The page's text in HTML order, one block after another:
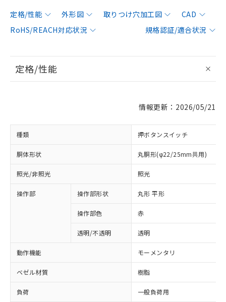
定格/性能 外形図 取りつけ穴加工図
CAD
RoHS/REACH対応状況
規格認証/適合状況
定格/性能
情報更新：2026/05/21
種類 押ボタンスイッチ
胴体形状 丸胴形(φ22/25mm共用)
照光/非照光 照光
操作部 操作部形状 丸形 平形
操作部色 赤
透明/不透明 透明
動作機能 モーメンタリ
ベゼル材質 樹脂
負荷 一般負荷用